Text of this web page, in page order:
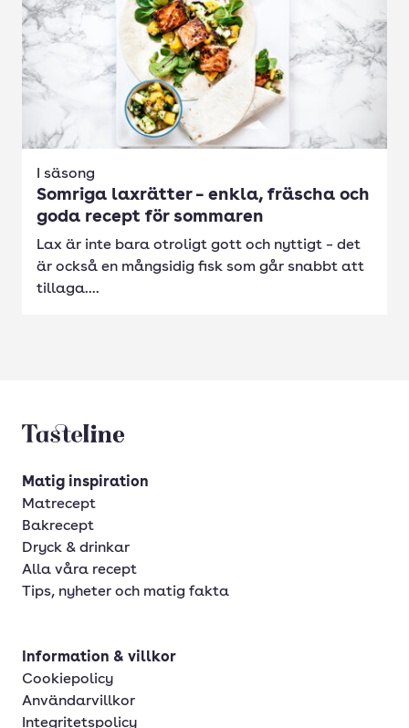
I säsong
Somriga laxrätter – enkla, fräscha och
goda recept för sommaren
Lax är inte bara otroligt gott och nyttigt – det
är också en mångsidig fisk som går snabbt att
tillaga....
Tasteline startsida
Matig inspiration
Matrecept
Bakrecept
Dryck & drinkar
Alla våra recept
Tips, nyheter och matig fakta
Information & villkor
Cookiepolicy
Användarvillkor
Integritetspolicy